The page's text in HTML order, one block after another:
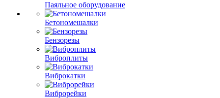
Паяльное оборудование
Бетономешалки
Бензорезы
Виброплиты
Виброкатки
Виброрейки